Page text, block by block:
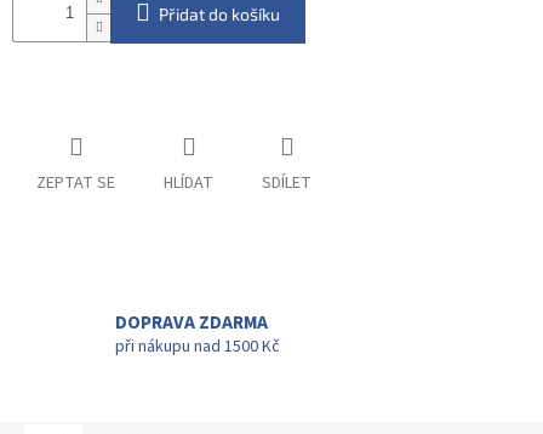
Přidat do košíku
ZEPTAT SE HLÍDAT SDÍLET
DOPRAVA ZDARMA
při nákupu nad 1500 Kč